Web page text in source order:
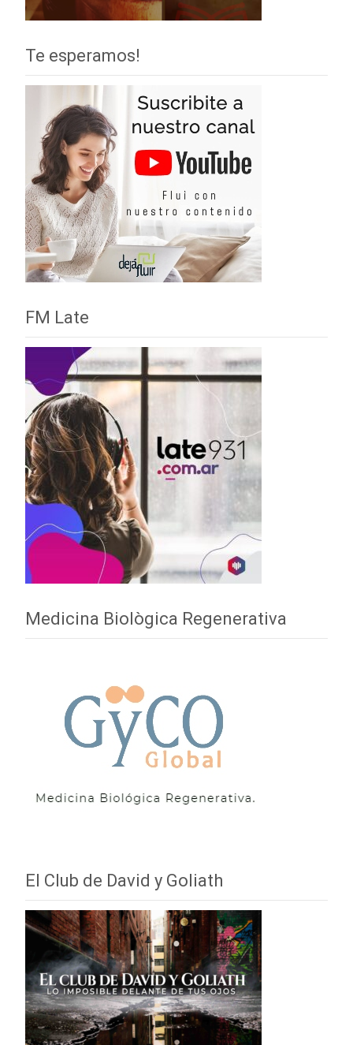
Te esperamos!
FM Late
Medicina Biològica Regenerativa
El Club de David y Goliath